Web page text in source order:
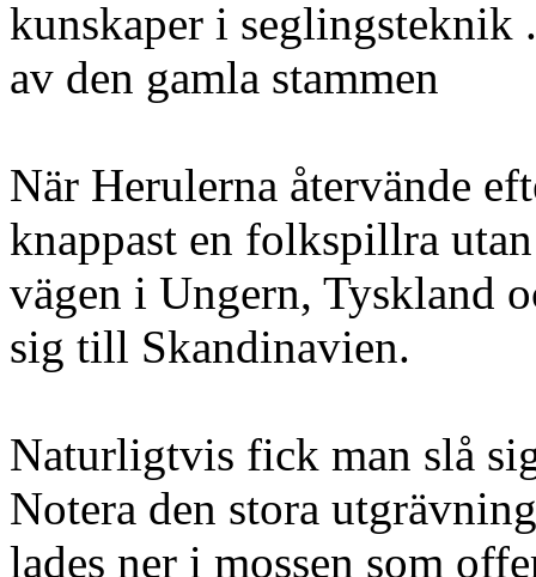
kunskaper i seglingsteknik
av den gamla stammen
När Herulerna återvände
knappast en folkspillra
vägen i Ungern, Tyskland
sig till Skandinavien.
Naturligtvis fick man slå
Notera den stora
lades ner i mossen som